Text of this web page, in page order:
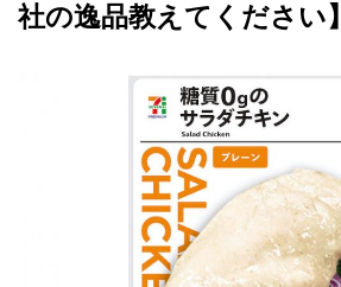
社の逸品教えてください】